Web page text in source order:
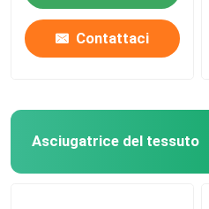
Contattaci
Asciugatrice del tessuto